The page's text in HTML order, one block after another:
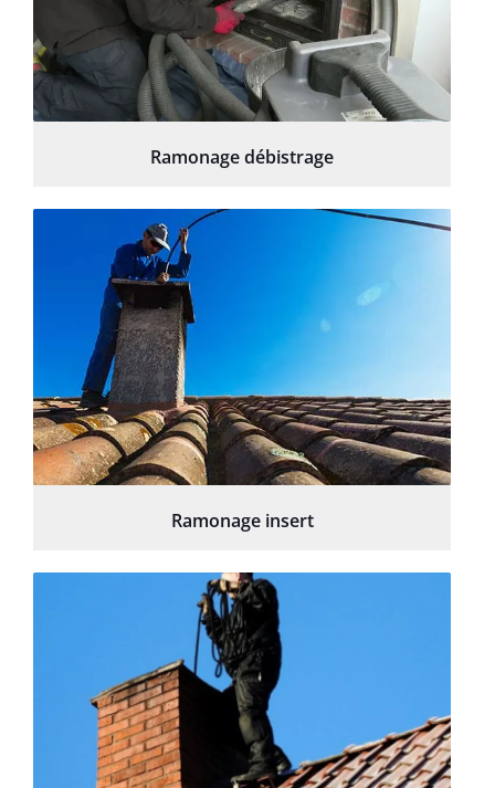
Ramonage débistrage
Ramonage insert